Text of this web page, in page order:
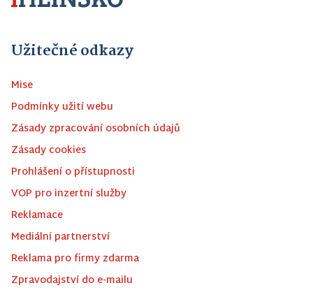
Užitečné odkazy
Mise
Podmínky užití webu
Zásady zpracování osobních údajů
Zásady cookies
Prohlášení o přístupnosti
VOP pro inzertní služby
Reklamace
Mediální partnerství
Reklama pro firmy zdarma
Zpravodajství do e-mailu